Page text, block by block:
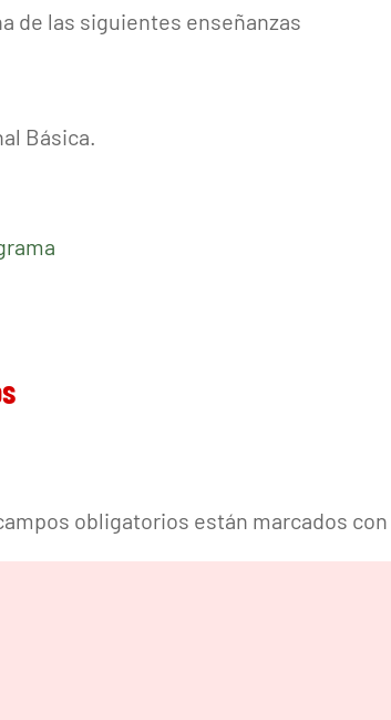
de las siguientes enseñanzas
Básica.
obligatorios están marcados con